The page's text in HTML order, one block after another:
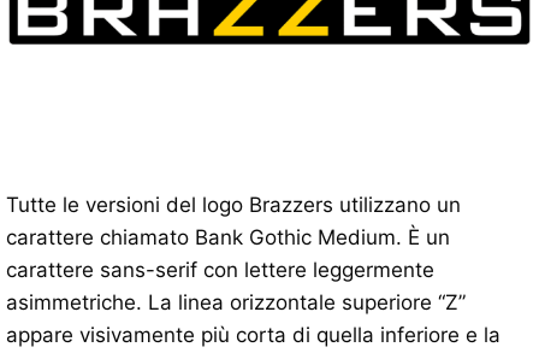
Tutte le versioni del logo Brazzers utilizzano un
carattere chiamato Bank Gothic Medium. È un
carattere sans-serif con lettere leggermente
asimmetriche. La linea orizzontale superiore “Z”
appare visivamente più corta di quella inferiore e la